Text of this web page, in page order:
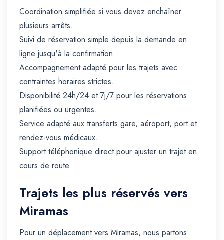
Coordination simplifiée si vous devez enchaîner
plusieurs arrêts.
Suivi de réservation simple depuis la demande en
ligne jusqu'à la confirmation.
Accompagnement adapté pour les trajets avec
contraintes horaires strictes.
Disponibilité 24h/24 et 7j/7 pour les réservations
planifiées ou urgentes.
Service adapté aux transferts gare, aéroport, port et
rendez-vous médicaux.
Support téléphonique direct pour ajuster un trajet en
cours de route.
Trajets les plus réservés vers
Miramas
Pour un déplacement vers Miramas, nous partons